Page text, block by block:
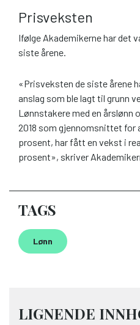
Prisveksten
Ifølge Akademikerne har det
siste årene.
«Prisveksten de siste årene
anslag som ble lagt til grunn
Lønnstakere med en årslønn
2018 som gjennomsnittet for
prosent, har fått en vekst i
prosent», skriver
TAGS
Lønn
LIGNENDE